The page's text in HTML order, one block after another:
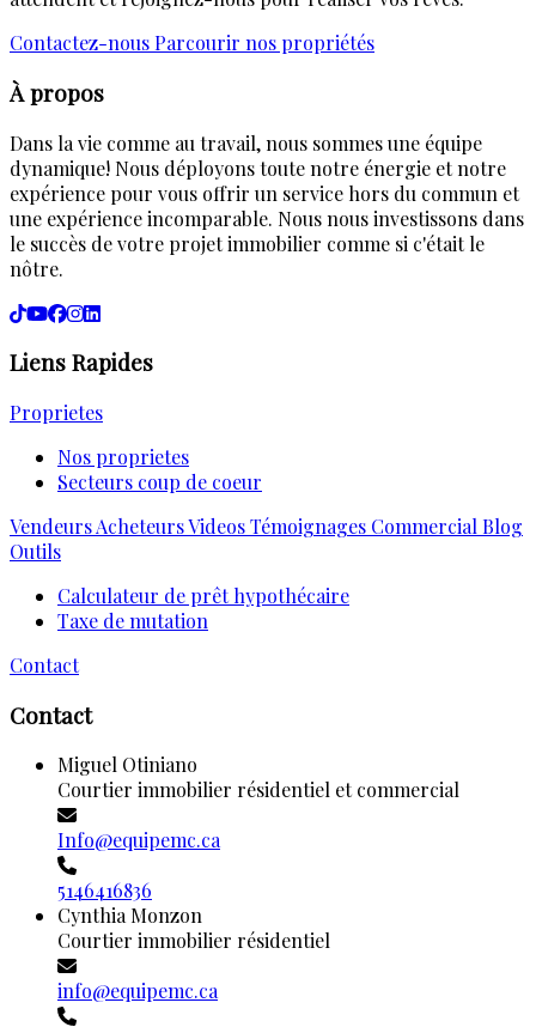
Contactez-nous Parcourir nos propriétés
À propos
Dans la vie comme au travail, nous sommes une équipe
dynamique! Nous déployons toute notre énergie et notre
expérience pour vous offrir un service hors du commun et
une expérience incomparable. Nous nous investissons dans
le succès de votre projet immobilier comme si c'était le
nôtre.
Liens Rapides
Proprietes
Nos proprietes
Secteurs coup de coeur
VendeursAcheteursVideosTémoignages Commercial Blog
Outils
Calculateur de prêt hypothécaire
Taxe de mutation
Contact
Contact
Miguel Otiniano
Courtier immobilier résidentiel et commercial
Info@equipemc.ca
5146416836
Cynthia Monzon
Courtier immobilier résidentiel
info@equipemc.ca